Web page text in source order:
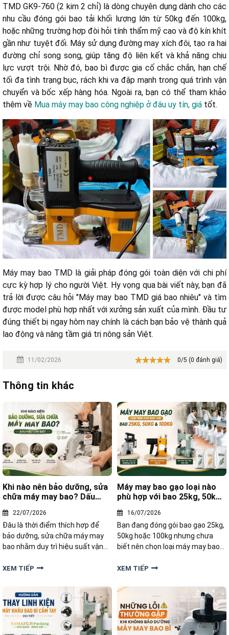
TMD GK9-760 (2 kim 2 chỉ) là dòng chuyên dụng dành cho các
nhu cầu đóng gói bao tải khối lượng lớn từ 50kg đến 100kg,
hoặc những trường hợp đòi hỏi tính thẩm mỹ cao và độ kín khít
gần như tuyệt đối. Máy sử dụng đường may xích đôi, tạo ra hai
đường chỉ song song, giúp tăng độ liên kết và khả năng chịu
lực vượt trội. Nhờ đó, bao bì được gia cố chắc chắn, hạn chế
tối đa tình trạng bục, rách khi va đập mạnh trong quá trình vận
chuyển và bốc xếp hàng hóa. Ngoài ra, bạn có thể tham khảo
thêm về Mua máy may bao công nghiệp ở đâu uy tín, giá tốt.
Máy may bao TMD là giải pháp đóng gói toàn diện với chi phí
cực kỳ hợp lý cho người Việt. Hy vọng qua bài viết này, bạn đã
trả lời được câu hỏi "Máy may bao TMD giá bao nhiêu" và tìm
được model phù hợp nhất với xưởng sản xuất của mình. Đầu tư
đúng thiết bị ngay hôm nay chính là cách bạn bảo vệ thành quả
lao động và nâng tầm giá trị nông sản Việt.
11/02/2026 0/5 (0 đánh giá)
Thông tin khác
Khi nào nên bảo dưỡng, sửa
chữa máy may bao? Dấu
22/07/2026
Đâu là thời điểm thích hợp để
bảo dưỡng, sửa chữa máy may
bao nhằm duy trì hiệu suất vận
Hãy cùng tìm hiểu những dấu
XEM TIẾP
Máy may bao gạo loại nào
phù hợp với bao 25kg, 50kg
16/07/2026
Bạn đang đóng gói bao gạo 25kg,
50kg hoặc 100kg nhưng chưa
biết nên chọn loại máy may bao
chắc chắn, vừa đáp ứng năng
tôi sẽ giúp bạn tìm hiểu những
dòng máy may bao gạo phù hợp
XEM TIẾP